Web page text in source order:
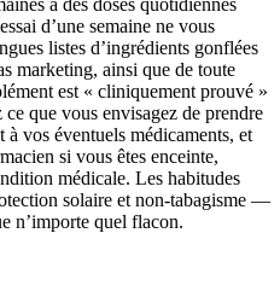
à des doses quotidiennes
d’une semaine ne vous
listes d’ingrédients gonflées
marketing, ainsi que de toute
est « cliniquement prouvé »
que vous envisagez de prendre
à vos éventuels médicaments, et
si vous êtes enceinte,
médicale. Les habitudes
solaire et non-tabagisme —
n’importe quel flacon.